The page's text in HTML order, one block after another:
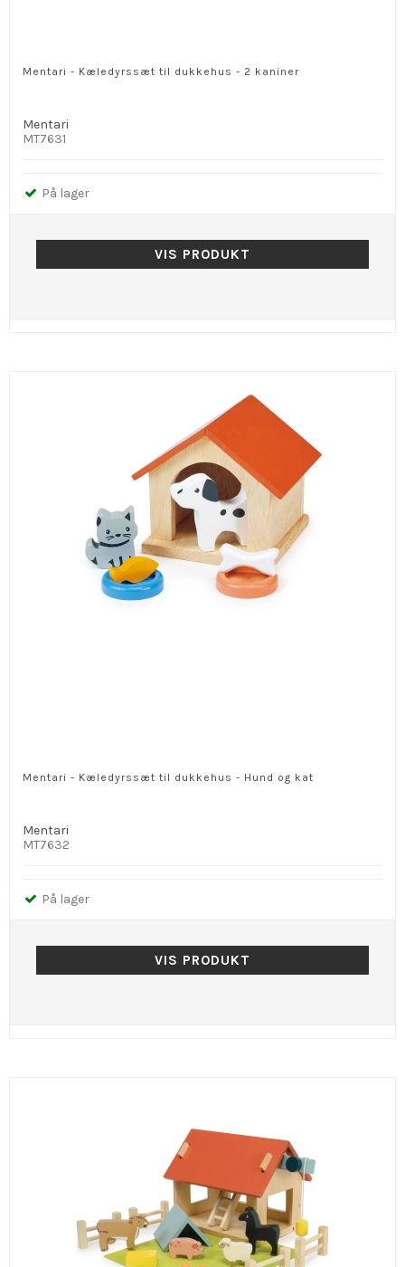
Mentari - Kæledyrssæt til dukkehus - 2 kaniner
Mentari
MT7631
På lager
VIS PRODUKT
Mentari - Kæledyrssæt til dukkehus - Hund og kat
Mentari
MT7632
På lager
VIS PRODUKT